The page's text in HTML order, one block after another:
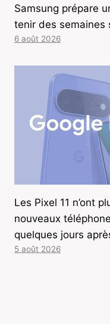
Samsung prépare
tenir des semaines
6 août 2026
Les Pixel 11 n’ont
nouveaux
quelques jours
5 août 2026